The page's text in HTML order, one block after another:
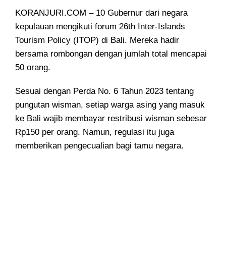
KORANJURI.COM – 10 Gubernur dari negara
kepulauan mengikuti forum 26th Inter-Islands
Tourism Policy (ITOP) di Bali. Mereka hadir
bersama rombongan dengan jumlah total mencapai
50 orang.
Sesuai dengan Perda No. 6 Tahun 2023 tentang
pungutan wisman, setiap warga asing yang masuk
ke Bali wajib membayar restribusi wisman sebesar
Rp150 per orang. Namun, regulasi itu juga
memberikan pengecualian bagi tamu negara.